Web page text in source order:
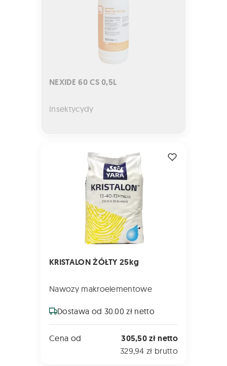
NEXIDE 60 CS 0,5L
Insektycydy
KRISTALON ŻÓŁTY 25kg
Nawozy makroelementowe
Dostawa od 30.00 zł netto
Cena od 305,50 zł netto
329,94 zł brutto